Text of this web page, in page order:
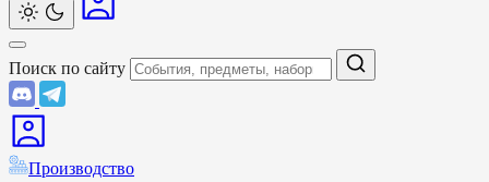
Поиск по сайту
Производство